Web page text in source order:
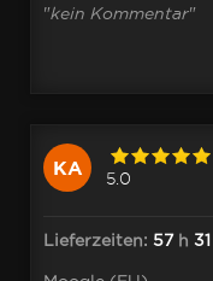
"kein Kommentar"
KA 5.0
Lieferzeiten: 57h 31